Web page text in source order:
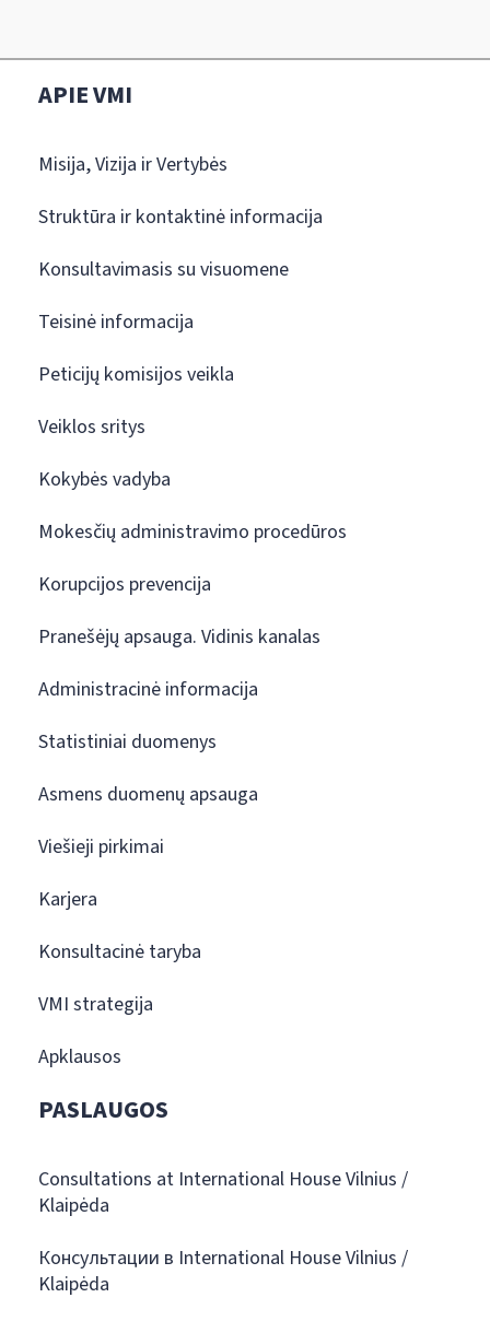
APIE VMI
Misija, Vizija ir Vertybės
Struktūra ir kontaktinė informacija
Konsultavimasis su visuomene
Teisinė informacija
Peticijų komisijos veikla
Veiklos sritys
Kokybės vadyba
Mokesčių administravimo procedūros
Korupcijos prevencija
Pranešėjų apsauga. Vidinis kanalas
Administracinė informacija
Statistiniai duomenys
Asmens duomenų apsauga
Viešieji pirkimai
Karjera
Konsultacinė taryba
VMI strategija
Apklausos
PASLAUGOS
Consultations at International House Vilnius /
Klaipėda
Консультации в International House Vilnius /
Klaipėda